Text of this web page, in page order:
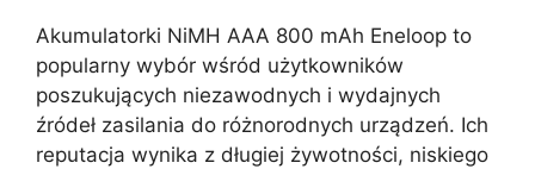
Akumulatorki NiMH AAA 800 mAh Eneloop to
popularny wybór wśród użytkowników
poszukujących niezawodnych i wydajnych
źródeł zasilania do różnorodnych urządzeń. Ich
reputacja wynika z długiej żywotności, niskiego